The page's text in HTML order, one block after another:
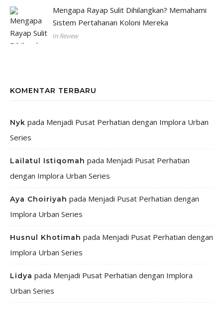
Mengapa Rayap Sulit Dihilangkan? Memahami
Sistem Pertahanan Koloni Mereka
In Review
KOMENTAR TERBARU
Nyk pada Menjadi Pusat Perhatian dengan Implora Urban
Series
Lailatul Istiqomah pada Menjadi Pusat Perhatian
dengan Implora Urban Series
Aya Choiriyah pada Menjadi Pusat Perhatian dengan
Implora Urban Series
Husnul Khotimah pada Menjadi Pusat Perhatian dengan
Implora Urban Series
Lidya pada Menjadi Pusat Perhatian dengan Implora
Urban Series